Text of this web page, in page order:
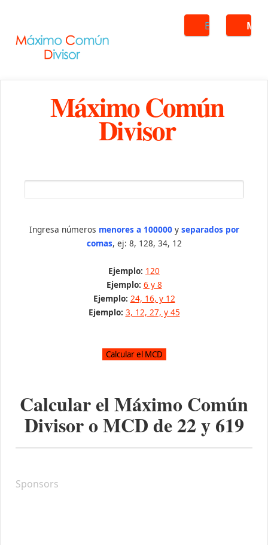
Buscar
Máximo Común
Divisor
Ingresa números menores a 100000y separados por
comas, ej: 8, 128, 34, 12
Ejemplo: 120
Ejemplo: 6 y 8
Ejemplo: 24, 16, y 12
Ejemplo: 3, 12, 27, y 45
Calcular el Máximo Común
Divisor o MCD de22y619
Sponsors